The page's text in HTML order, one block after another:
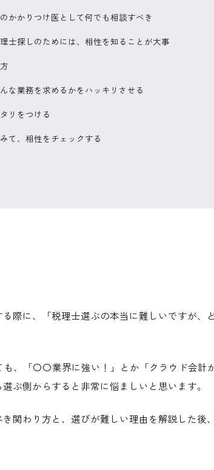
かかりつけ医として何でも相談すべき
士探しのためには、相性を知ることが大事
な業務を求めるかをハッキリさせる
リをつける
て、相性をチェックする
際に、「税理士選ぶの本当に難しいですが、
、「〇〇業界に強い！」とか「クラウド会計
ぶ側からすると非常に悩ましいと思います。
関わり方と、選びが難しい理由を解説した後